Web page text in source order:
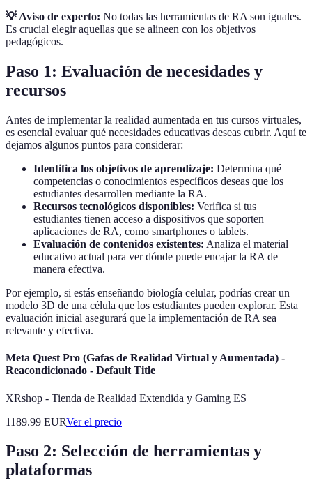
💡 Aviso de experto: No todas las herramientas de RA son iguales.
Es crucial elegir aquellas que se alineen con los objetivos
pedagógicos.
Paso 1: Evaluación de necesidades y
recursos
Antes de implementar la realidad aumentada en tus cursos virtuales,
es esencial evaluar qué necesidades educativas deseas cubrir. Aquí te
dejamos algunos puntos para considerar:
Identifica los objetivos de aprendizaje: Determina qué
competencias o conocimientos específicos deseas que los
estudiantes desarrollen mediante la RA.
Recursos tecnológicos disponibles: Verifica si tus
estudiantes tienen acceso a dispositivos que soporten
aplicaciones de RA, como smartphones o tablets.
Evaluación de contenidos existentes: Analiza el material
educativo actual para ver dónde puede encajar la RA de
manera efectiva.
Por ejemplo, si estás enseñando biología celular, podrías crear un
modelo 3D de una célula que los estudiantes pueden explorar. Esta
evaluación inicial asegurará que la implementación de RA sea
relevante y efectiva.
Meta Quest Pro (Gafas de Realidad Virtual y Aumentada) -
Reacondicionado - Default Title
XRshop - Tienda de Realidad Extendida y Gaming ES
1189.99 EURVer el precio
Paso 2: Selección de herramientas y
plataformas